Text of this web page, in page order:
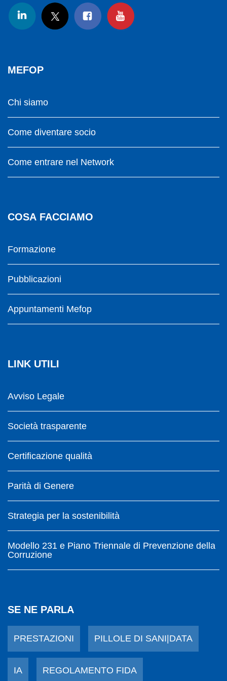
MEFOP
Chi siamo
Come diventare socio
Come entrare nel Network
COSA FACCIAMO
Formazione
Pubblicazioni
Appuntamenti Mefop
LINK UTILI
Avviso Legale
Società trasparente
Certificazione qualità
Parità di Genere
Strategia per la sostenibilità
Modello 231 e Piano Triennale di Prevenzione della
Corruzione
SE NE PARLA
PRESTAZIONI PILLOLE DI SANI|DATA
IA REGOLAMENTO FIDA